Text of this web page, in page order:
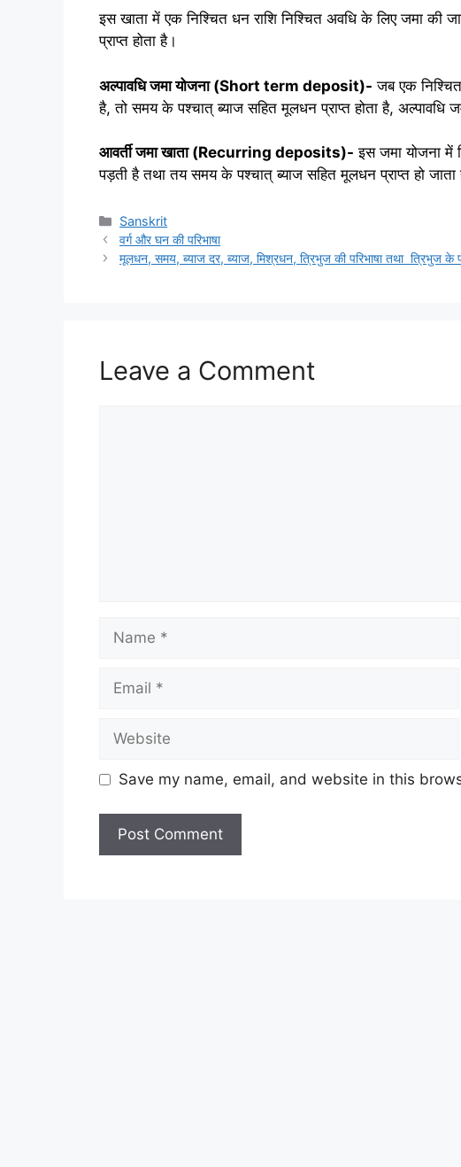
इस खाता में एक निश्चित धन राशि निश्चित अवधि के लिए जमा की
प्राप्त होता है।
अल्पावधि जमा योजना (Short term deposit)- जब एक
है, तो समय के पश्चात् ब्याज सहित मूलधन प्राप्त होता है, अल्पावधि
आवर्ती जमा खाता (Recurring deposits)- इस जमा योजना में
पड़ती है तथा तय समय के पश्चात् ब्याज सहित मूलधन प्राप्त हो जाता
Categories
Sanskrit
वर्ग और घन की परिभाषा
मूलधन, समय, ब्‍याज दर, ब्‍याज, मिश्रधन, त्रिभुज की परिभाषा तथा त्रिभुज के
Leave a Comment
Name
Email
Website
Save my name, email, and website in this